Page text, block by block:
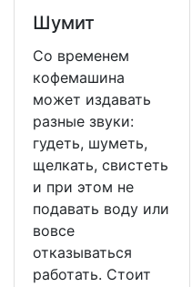
Шумит
Со временем
кофемашина
может издавать
разные звуки:
гудеть, шуметь,
щелкать, свистеть
и при этом не
подавать воду или
вовсе
отказываться
работать. Стоит